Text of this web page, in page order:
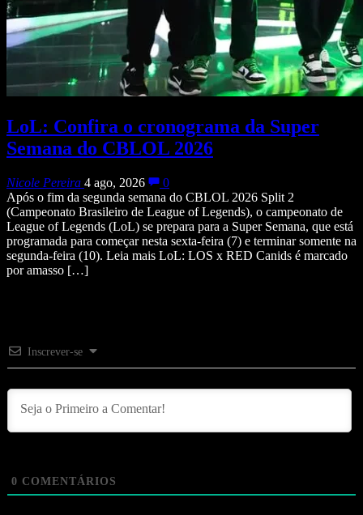
LoL: Confira o cronograma da Super
Semana do CBLOL 2026
Nicole Pereira 4 ago, 2026
0
Após o fim da segunda semana do CBLOL 2026 Split 2
(Campeonato Brasileiro de League of Legends), o campeonato de
League of Legends (LoL) se prepara para a Super Semana, que está
programada para começar nesta sexta-feira (7) e terminar somente na
segunda-feira (10). Leia mais LoL: LOS x RED Canids é marcado
por amasso […]
Inscrever-se
0 COMENTÁRIOS